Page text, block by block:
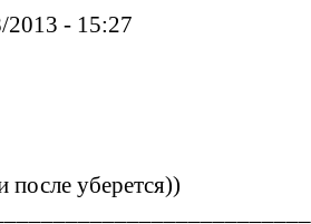
2013 - 15:27
после уберется))